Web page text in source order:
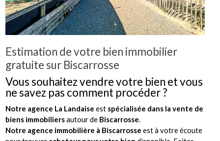
Estimation de votre bien immobilier
gratuite sur Biscarrosse
Vous souhaitez vendre votre bien et vous
ne savez pas comment procéder ?
Notre agence La Landaise est spécialisée dans la vente de
biens immobiliersautour de Biscarrosse.
Notre agence immobilière à Biscarrosseest à votre écoute